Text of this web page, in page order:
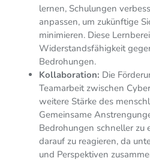
lernen, Schulungen
anpassen, um zukünftige
minimieren. Diese
Widerstandsfähigkeit
Bedrohungen.
Kollaboration: Die
Teamarbeit zwischen
weitere Stärke des
Gemeinsame
Bedrohungen schneller zu
darauf zu reagieren, da
und Perspektiven